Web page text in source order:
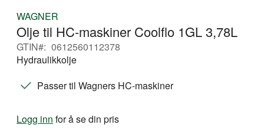
begynnelsen
bildegalleri
WAGNER
Olje til HC-maskiner Coolflo 1GL 3,78L
GTIN
0612560112378
Hydraulikkolje
Passer til Wagners HC-maskiner
Logg inn for å se din pris